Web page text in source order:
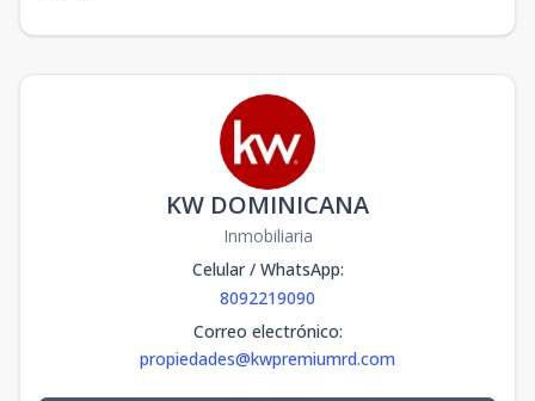
KW DOMINICANA
Inmobiliaria
Celular / WhatsApp:
8092219090
Correo electrónico:
propiedades@kwpremiumrd.com